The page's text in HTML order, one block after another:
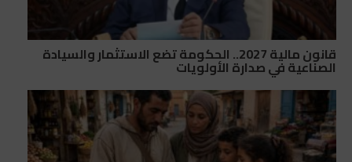
قانون مالية 2027.. الحكومة تضع الاستثمار والسيادة
الصناعية في صدارة الأولويات